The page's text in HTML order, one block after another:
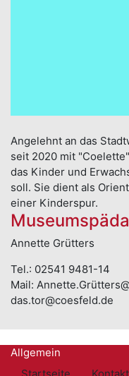
Angelehnt an das
seit 2020 mit
das Kinder und
soll. Sie dient als
einer Kinderspur.
Annette Grütters
Tel.: 02541 9481-14
Mail:
das.tor@coesfeld.de
Allgemein